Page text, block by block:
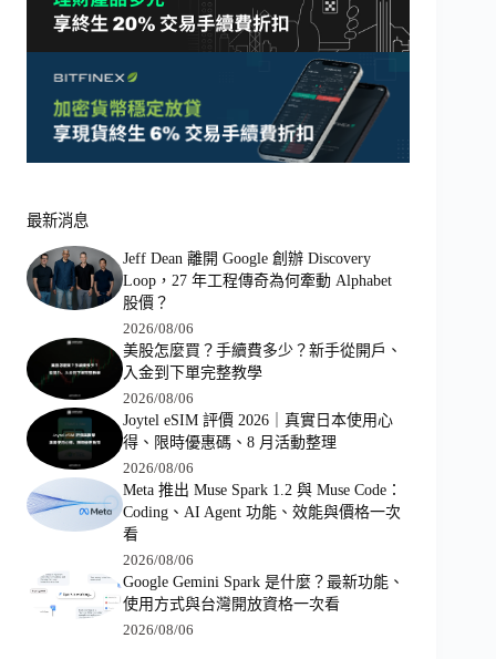
最新消息
Jeff Dean 離開 Google 創辦 Discovery
Loop，27 年工程傳奇為何牽動 Alphabet
股價？
2026/08/06
美股怎麼買？手續費多少？新手從開戶、
入金到下單完整教學
2026/08/06
Joytel eSIM 評價 2026｜真實日本使用心
得、限時優惠碼、8 月活動整理
2026/08/06
Meta 推出 Muse Spark 1.2 與 Muse Code：
Coding、AI Agent 功能、效能與價格一次
看
2026/08/06
Google Gemini Spark 是什麼？最新功能、
使用方式與台灣開放資格一次看
2026/08/06